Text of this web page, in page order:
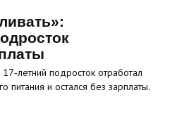
подросток отработал
питания и остался без зарплаты.